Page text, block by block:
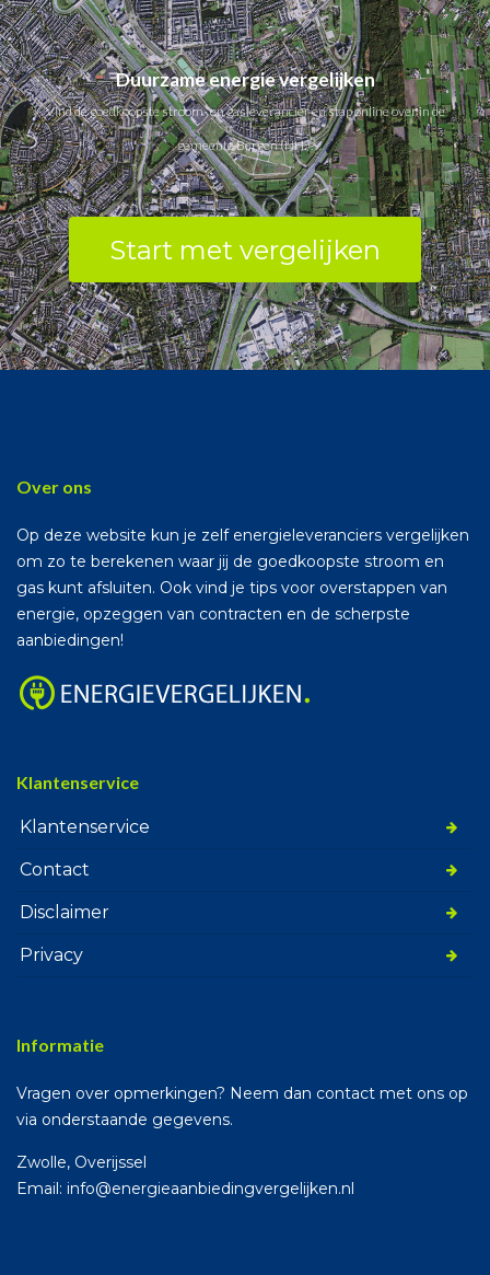
Duurzame energie vergelijken
Vind de goedkoopste stroom- en gasleverancier en stap online over in de
gemeente Bergen (NH.).
Start met vergelijken
Over ons
Op deze website kun je zelf energieleveranciers vergelijken
om zo te berekenen waar jij de goedkoopste stroom en
gas kunt afsluiten. Ook vind je tips voor overstappen van
energie, opzeggen van contracten en de scherpste
aanbiedingen!
Klantenservice
Klantenservice
Contact
Disclaimer
Privacy
Informatie
Vragen over opmerkingen? Neem dan contact met ons op
via onderstaande gegevens.
Zwolle, Overijssel
Email: info@energieaanbiedingvergelijken.nl